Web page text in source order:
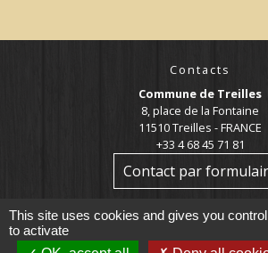
Contacts
Commune de Treilles
8, place de la Fontaine
11510 Treilles - FRANCE
+33 4 68 45 71 81
Contact par
This site uses cookies and gives you
to activate